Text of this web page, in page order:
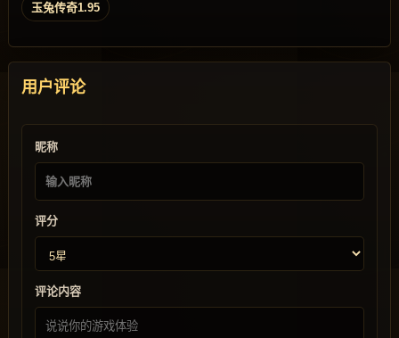
玉兔传奇1.95
用户评论
昵称
评分
评论内容